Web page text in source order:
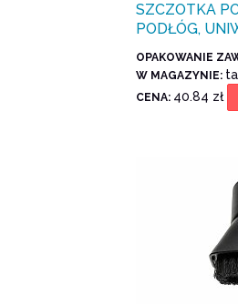
SZCZOTKA
PODŁÓG,
OPAKOWANIE
W MAGAZYNIE:
CENA: 40.84 zł